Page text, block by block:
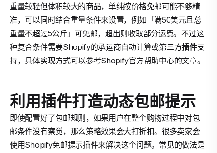
重量较轻但体积较大的商品，单纯按价格免邮可能不够精
准，可以同时结合重量条件来设置，例如「满50美元且总
重量不超过5公斤」可免邮，超出则收取部分运费。不过这
种复合条件需要Shopify的承运商自动计算或第三方插件支
持，具体实现方式可以参考Shopify官方帮助中心的文章。
利用插件打造动态包邮提示
即使配置好了包邮规则，如果用户在整个购物过程中对包
邮条件没有察觉，那么策略效果会大打折扣。很多卖家会
使用Shopify免邮提示插件来解决这个问题。常见的做法是